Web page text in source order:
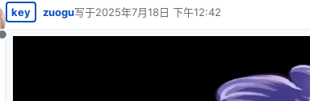
离线
key zuogu写于2025年7月18日 下午12:42
最后由 编辑